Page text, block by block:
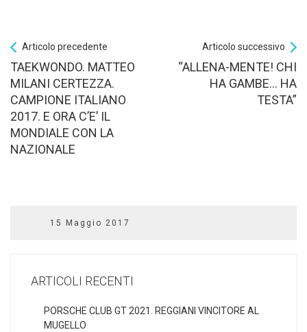
Articolo precedente
TAEKWONDO. MATTEO
MILANI CERTEZZA.
CAMPIONE ITALIANO
2017. E ORA C’E’ IL
MONDIALE CON LA
NAZIONALE
Articolo successivo
“ALLENA-MENTE! CHI
HA GAMBE… HA
TESTA”
15 Maggio 2017
ARTICOLI RECENTI
PORSCHE CLUB GT 2021. REGGIANI VINCITORE AL
MUGELLO